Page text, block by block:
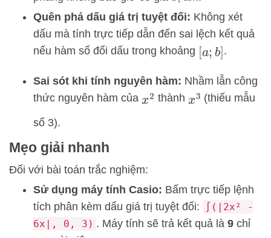
Quên phá dấu giá trị tuyệt đối: Không xét
dấu mà tính trực tiếp dẫn đến sai lệch kết quả
nếu hàm số đổi dấu trong khoảng a; b .
Sai sót khi tính nguyên hàm: Nhầm lẫn công
thức nguyên hàm của x2 thành x3 (thiếu mẫu
số 3).
Mẹo giải nhanh
Đối với bài toán trắc nghiệm:
Sử dụng máy tính Casio: Bấm trực tiếp lệnh
tích phân kèm dấu giá trị tuyệt đối:
∫(|2x² -
6x|, 0, 3) . Máy tính sẽ trả kết quả là 9 chỉ